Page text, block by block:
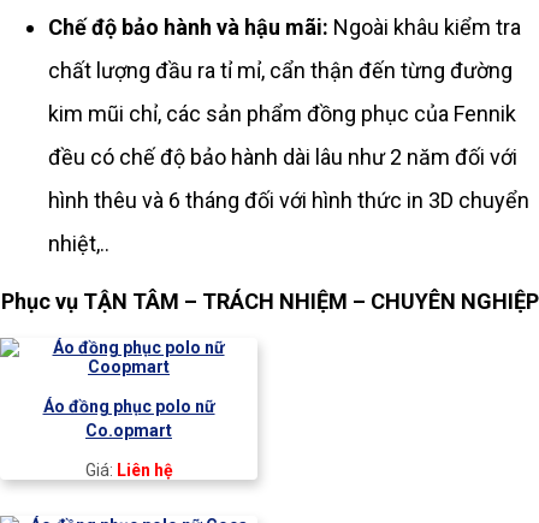
Chế độ bảo hành và hậu mãi: Ngoài khâu kiểm tra
chất lượng đầu ra tỉ mỉ, cẩn thận đến từng đường
kim mũi chỉ, các sản phẩm đồng phục của Fennik
đều có chế độ bảo hành dài lâu như 2 năm đối với
hình thêu và 6 tháng đối với hình thức in 3D chuyển
nhiệt,..
Phục vụ TẬN TÂM – TRÁCH NHIỆM – CHUYÊN NGHIỆP
Áo đồng phục polo nữ
Co.opmart
Giá: Liên hệ